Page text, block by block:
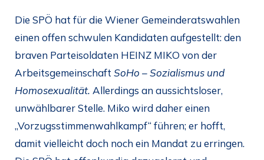
Die SPÖ hat für die Wiener Gemeinderatswahlen
einen offen schwulen Kandidaten aufgestellt: den
braven Parteisoldaten HEINZ MIKO von der
Arbeitsgemeinschaft SoHo – Sozialismus und
Homosexualität. Allerdings an aussichtsloser,
unwählbarer Stelle. Miko wird daher einen
„Vorzugsstimmenwahlkampf“ führen; er hofft,
damit vielleicht doch noch ein Mandat zu erringen.